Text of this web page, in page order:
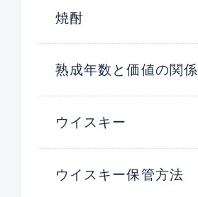
焼酎
熟成年数と価値の関係
ウイスキー
ウイスキー保管方法